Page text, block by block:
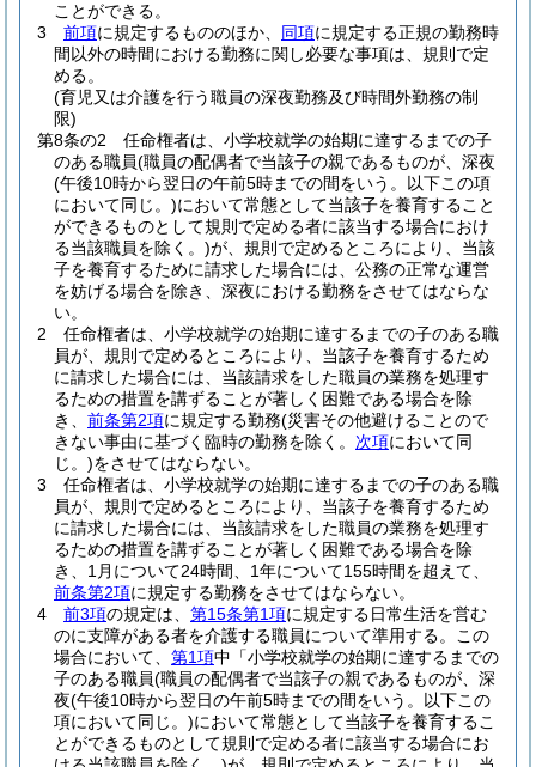
ことができる。
3
前項に規定するもののほか、 同項に規定する正規の勤務時
間以外の時間における勤務に関し必要な事項は、規則で定
める。
(育児又は介護を行う職員の深夜勤務及び時間外勤務の制
限)
第8条の2
任命権者は、小学校就学の始期に達するまでの子
のある職員(職員の配偶者で当該子の親であるものが、深夜
(午後10時から翌日の午前5時までの間をいう。以下この項
において同じ。)において常態として当該子を養育すること
ができるものとして規則で定める者に該当する場合におけ
る当該職員を除く。)が、規則で定めるところにより、当該
子を養育するために請求した場合には、公務の正常な運営
を妨げる場合を除き、深夜における勤務をさせてはならな
い。
2
任命権者は、小学校就学の始期に達するまでの子のある職
員が、規則で定めるところにより、当該子を養育するため
に請求した場合には、当該請求をした職員の業務を処理す
るための措置を講ずることが著しく困難である場合を除
き、 前条第2項に規定する勤務(災害その他避けることので
きない事由に基づく臨時の勤務を除く。 次項において同
じ。)をさせてはならない。
3
任命権者は、小学校就学の始期に達するまでの子のある職
員が、規則で定めるところにより、当該子を養育するため
に請求した場合には、当該請求をした職員の業務を処理す
るための措置を講ずることが著しく困難である場合を除
き、1月について24時間、1年について155時間を超えて、
前条第2項に規定する勤務をさせてはならない。
4
前3項の規定は、 第15条第1項に規定する日常生活を営む
のに支障がある者を介護する職員について準用する。
この
場合において、 第1項中「小学校就学の始期に達するまでの
子のある職員(職員の配偶者で当該子の親であるものが、深
夜(午後10時から翌日の午前5時までの間をいう。以下この
項において同じ。)において常態として当該子を養育するこ
とができるものとして規則で定める者に該当する場合にお